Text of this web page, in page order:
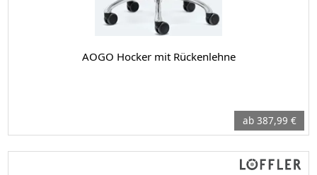
AOGO Hocker mit Rückenlehne
ab 387,99 €